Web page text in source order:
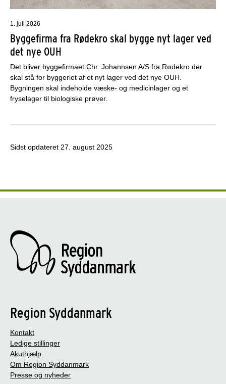
1. juli 2026
Byggefirma fra Rødekro skal bygge nyt lager ved
det nye OUH
Det bliver byggefirmaet Chr. Johannsen A/S fra Rødekro der
skal stå for byggeriet af et nyt lager ved det nye OUH.
Bygningen skal indeholde væske- og medicinlager og et
fryselager til biologiske prøver.
Sidst opdateret 27. august 2025
Region Syddanmark
Kontakt
Ledige stillinger
Akuthjælp
Om Region Syddanmark
Presse og nyheder